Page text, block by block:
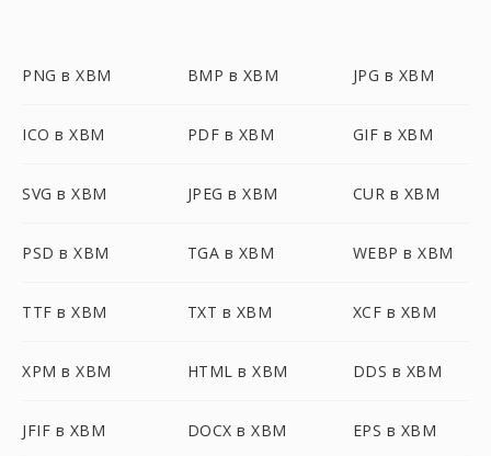
PNG в XBM BMP в XBM JPG в XBM
ICO в XBM PDF в XBM GIF в XBM
SVG в XBM JPEG в XBM CUR в XBM
PSD в XBM TGA в XBM WEBP в XBM
TTF в XBM TXT в XBM XCF в XBM
XPM в XBM HTML в XBM DDS в XBM
JFIF в XBM DOCX в XBM EPS в XBM